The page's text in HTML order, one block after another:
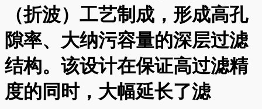
（折波）工艺制成，形成高孔
隙率、大纳污容量的深层过滤
结构。该设计在保证高过滤精
度的同时，大幅延长了滤